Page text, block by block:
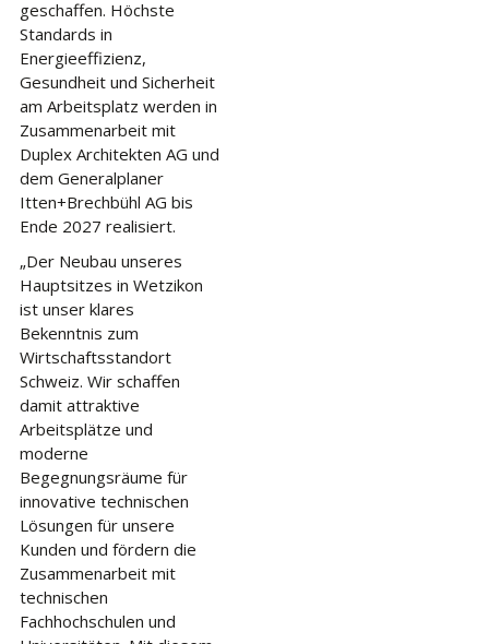
geschaffen. Höchste
Standards in
Energieeffizienz,
Gesundheit und Sicherheit
am Arbeitsplatz werden in
Zusammenarbeit mit
Duplex Architekten AG und
dem Generalplaner
Itten+Brechbühl AG bis
Ende 2027 realisiert.
„Der Neubau unseres
Hauptsitzes in Wetzikon
ist unser klares
Bekenntnis zum
Wirtschaftsstandort
Schweiz. Wir schaffen
damit attraktive
Arbeitsplätze und
moderne
Begegnungsräume für
innovative technischen
Lösungen für unsere
Kunden und fördern die
Zusammenarbeit mit
technischen
Fachhochschulen und